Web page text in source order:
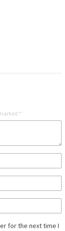
*
for the next time I